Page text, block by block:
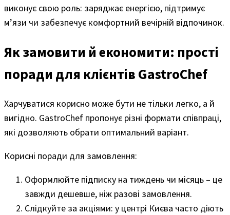
виконує свою роль: заряджає енергією, підтримує
м’язи чи забезпечує комфортний вечірній відпочинок.
Як замовити й економити: прості
поради для клієнтів GastroChef
Харчуватися корисно може бути не тільки легко, а й
вигідно. GastroChef пропонує різні формати співпраці,
які дозволяють обрати оптимальний варіант.
Корисні поради для замовлення:
Оформлюйте підписку на тиждень чи місяць – це
завжди дешевше, ніж разові замовлення.
Слідкуйте за акціями: у центрі Києва часто діють